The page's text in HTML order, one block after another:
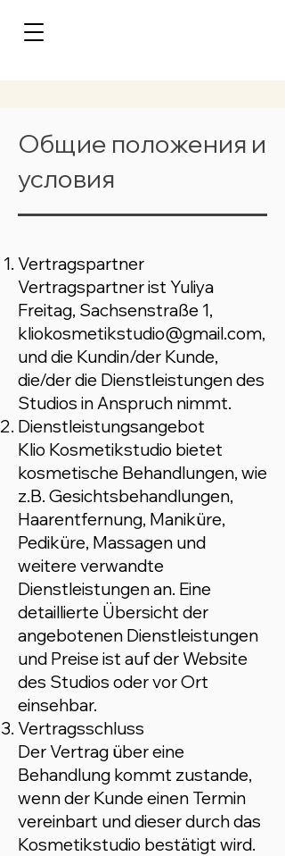
Общие положения и
условия
Vertragspartner
Vertragspartner ist Yuliya
Freitag, Sachsenstraße 1,
kliokosmetikstudio@gmail.com,
und die Kundin/der Kunde,
die/der die Dienstleistungen des
Studios in Anspruch nimmt.
Dienstleistungsangebot
Klio Kosmetikstudio bietet
kosmetische Behandlungen, wie
z.B. Gesichtsbehandlungen,
Haarentfernung, Maniküre,
Pediküre, Massagen und
weitere verwandte
Dienstleistungen an. Eine
detaillierte Übersicht der
angebotenen Dienstleistungen
und Preise ist auf der Website
des Studios oder vor Ort
einsehbar.
Vertragsschluss
Der Vertrag über eine
Behandlung kommt zustande,
wenn der Kunde einen Termin
vereinbart und dieser durch das
Kosmetikstudio bestätigt wird.